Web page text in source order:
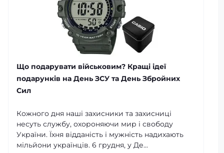
Що подарувати військовим? Кращі ідеї
подарунків на День ЗСУ та День Збройних
Сил
Кожного дня наші захисники та захисниці
несуть службу, охороняючи мир і свободу
України. Їхня відданість і мужність надихають
мільйони українців. 6 грудня, у Де...